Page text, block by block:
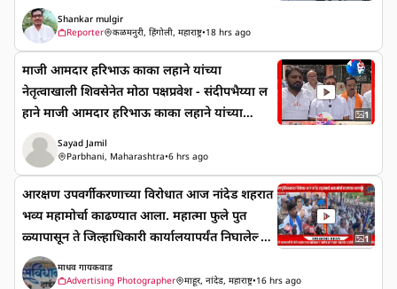
म्हैस चारत असताना पाणी पिण्याकरता ईसापुर धरण
पाणलोट क्षेत्रात गेली असता तिथे लोंबकळलेल्या विद्युत
तारांचा स्पर्श लागल्याने शॉक लागून म्हैशीचा मृत्यू
झाल्याची घटना दि .8 ऑगस्ट रोजी घडली आहे . कळम
नुरी तालुक्यातील शेनोडी येथील शेतकरी विकास गणपत
राव पोले है शिवारात आपली म्हैस चारत होते,यावेळी ती
म्हैस ईसापूर धरण पाणलोट क्षेत्रात पाणी पिण्याकरता
गेली असता तेथे लोंबकळलेल्या विद्युत तारांचा शॉक
लागून तिचा मृत्यू झाल्याची घटना घडली आहे .याप्रकर
णी विकास पोले यांनी कळमनुरी तहसीलदार तसेच
पोलीस ठाणे यांना निवेदन देऊन पंचनामा करून नुक
सान भरपाई देण्याची मागणी केली आहे .
Shankar mulgir
Reporter
कळमनुरी, हिंगोली, महाराष्ट्र•18 hrs ago
माजी आमदार हरिभाऊ काका लहाने यांच्या
नेतृत्वाखाली शिवसेनेत मोठा पक्षप्रवेश - संदीपभैय्या ल
हाने माजी आमदार हरिभाऊ काका लहाने यांच्या
नेतृत्वाखाली शिवसेनेत मोठा पक्षप्रवेश - संदीपभैय्या ल
हाने
1
Sayad Jamil
Parbhani, Maharashtra•6 hrs ago
आरक्षण उपवर्गीकरणाच्या विरोधात आज नांदेड शहरात
भव्य महामोर्चा काढण्यात आला. महात्मा फुले पुत
ळ्यापासून ते जिल्हाधिकारी कार्यालयापर्यंत निघालेल्या
या मोर्चात लाखोंचा जनसमुदाय सहभागी झाला. आंबेड
करी चळवळीचे नेते अनंतराज आंबेडकर तसेच खासदार
1
माधव गायकवाड
Advertising Photographer
माहूर, नांदेड, महाराष्ट्र•16 hrs ago